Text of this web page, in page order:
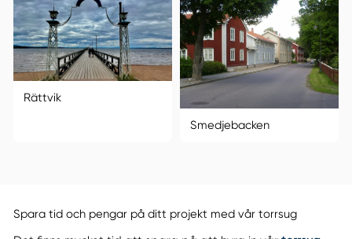
Rättvik
Smedjebacken
Spara tid och pengar på ditt projekt med vår torrsug